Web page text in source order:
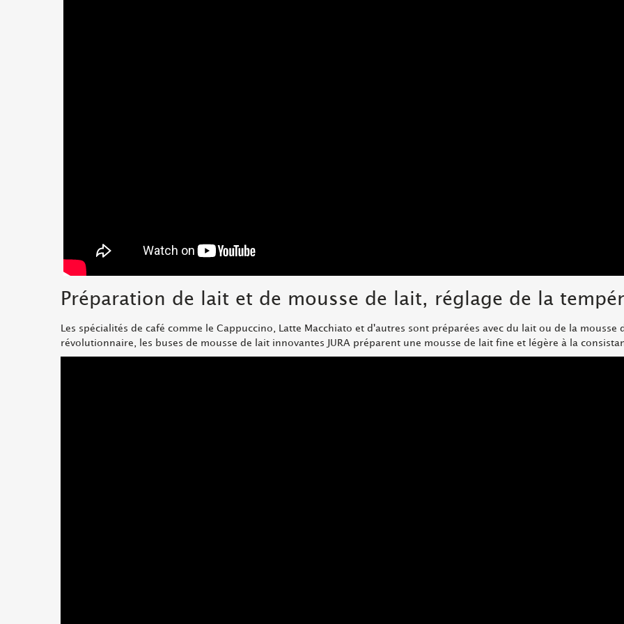
Préparation de lait et de mousse de lait, réglage de la
Les spécialités de café comme le Cappuccino, Latte Macchiato et d'autres sont préparées avec du lait ou de la
révolutionnaire, les buses de mousse de lait innovantes JURA préparent une mousse de lait fine et légère à la